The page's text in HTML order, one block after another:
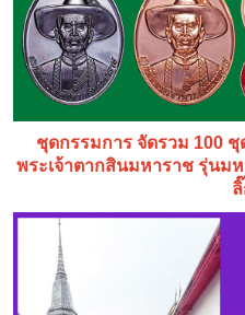
ชุดกรรมการ จัดรวม 100 ชุ
พระเจ้าตากสินมหาราช รุ่นม